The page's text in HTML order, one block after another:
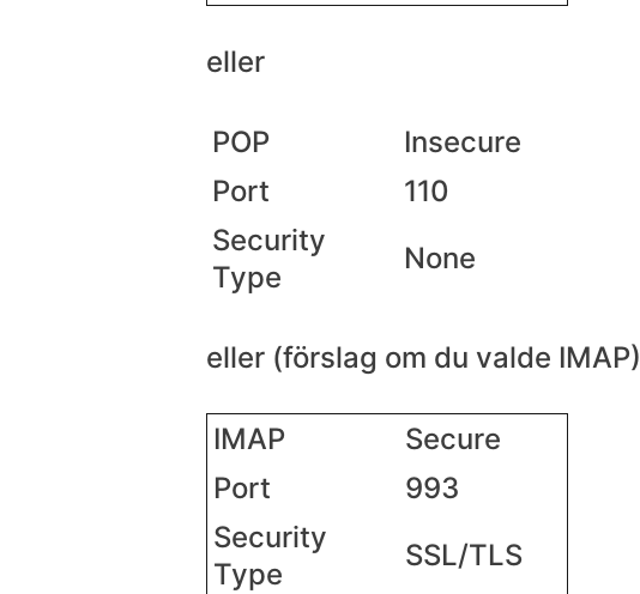
eller
POP
Insecure
Port
110
Security
Type
None
eller (förslag om du valde IMAP)
IMAP
Secure
Port
993
Security
Type
SSL/TLS